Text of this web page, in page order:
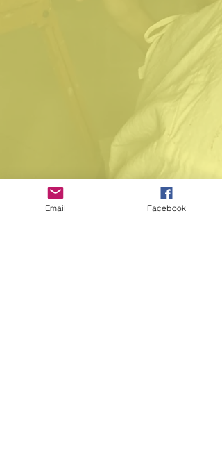
Email Facebook